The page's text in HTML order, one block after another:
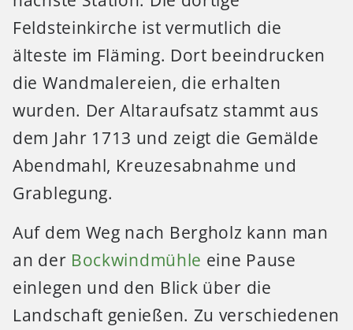
Feldsteinkirche ist vermutlich die
älteste im Fläming. Dort beeindrucken
die Wandmalereien, die erhalten
wurden. Der Altaraufsatz stammt aus
dem Jahr 1713 und zeigt die Gemälde
Abendmahl, Kreuzesabnahme und
Grablegung.
Auf dem Weg nach Bergholz kann man
an der Bockwindmühle eine Pause
einlegen und den Blick über die
Landschaft genießen. Zu verschiedenen